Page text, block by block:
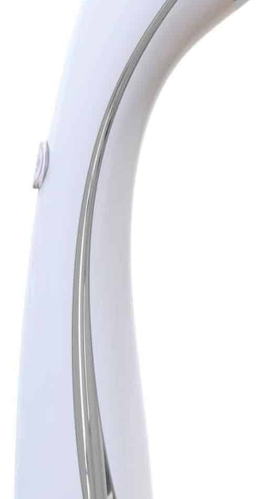
l'appareil en contact
direct avec la peau pour
commencer le traitement.
Assurez-vous que les
doigts touchent
l'électrode Programme 1 :
le traitement s'arrête
automatiquement après 1
min Programme 2 : le
traitement s'arrête
automatiquement après
45 secondes.